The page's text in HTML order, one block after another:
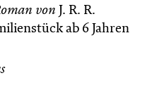
von J. R. R.
ab 6 Jahren